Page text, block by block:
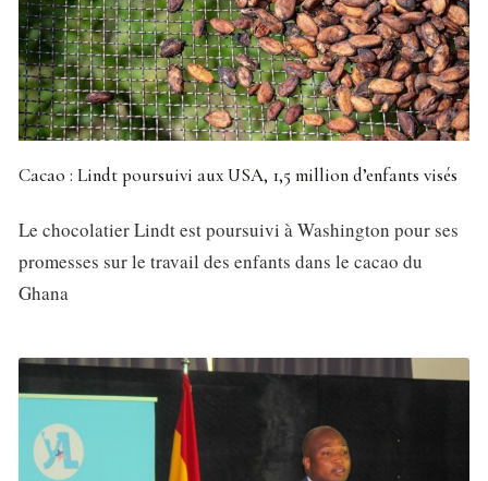
Cacao : Lindt poursuivi aux USA, 1,5 million d’enfants visés
Le chocolatier Lindt est poursuivi à Washington pour ses
promesses sur le travail des enfants dans le cacao du
Ghana